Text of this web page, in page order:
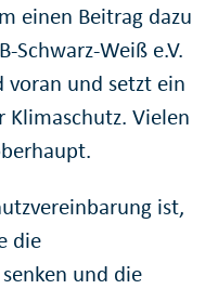
einen Beitrag dazu
Schwarz-Weiß e.V.
und setzt ein
Klimaschutz. Vielen
ist,
die
und die